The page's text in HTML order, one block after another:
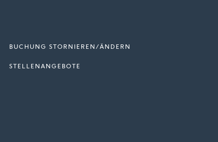
BUCHUNG STORNIEREN/ÄNDERN
STELLENANGEBOTE